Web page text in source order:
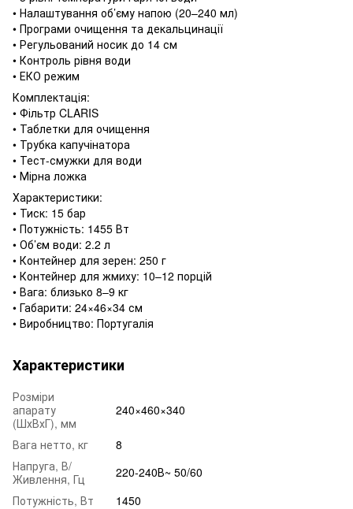
• Налаштування об’єму напою (20–240 мл)
• Програми очищення та декальцинації
• Регульований носик до 14 см
• Контроль рівня води
• ЕКО режим
Комплектація:
• Фільтр CLARIS
• Таблетки для очищення
• Трубка капучінатора
• Тест-смужки для води
• Мірна ложка
Характеристики:
• Тиск: 15 бар
• Потужність: 1455 Вт
• Об’єм води: 2.2 л
• Контейнер для зерен: 250 г
• Контейнер для жмиху: 10–12 порцій
• Вага: близько 8–9 кг
• Габарити: 24×46×34 см
• Виробництво: Португалія
Характеристики
Розміри
апарату
(ШхВхГ), мм
240×460×340
Вага нетто, кг
8
Напруга, В/
Живлення, Гц
220‐240В~ 50/60
Потужність, Вт
1450